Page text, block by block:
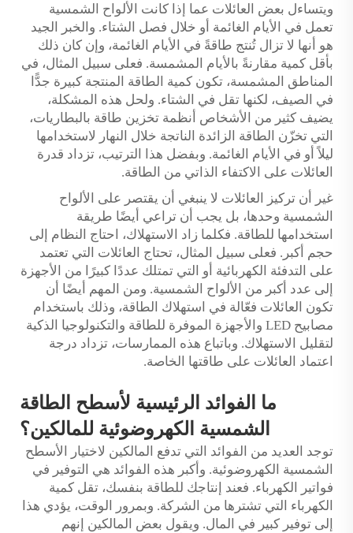
ويتساءل بعض العائلات عما إذا كانت الألواح الشمسية
تعمل في الأيام الغائمة أو خلال فصل الشتاء. والخبر الجيد
هو أنها لا تزال تُنتج طاقةً في الأيام الغائمة، وإن كان ذلك
بأقل كمية مقارنةً بالأيام المشمسة. فعلى سبيل المثال، في
المناطق المشمسة، تكون كمية الطاقة المنتجة كبيرة جدًّا
في الصيف، لكنها تقل في الشتاء. ولحل هذه المشكلة،
يضيف كثير من الأشخاص أنظمة تخزين طاقة بالبطاريات،
التي تخزّن الطاقة الزائدة الناتجة خلال النهار لاستخدامها
ليلاً أو في الأيام الغائمة. وبفضل هذا الترتيب، تزداد قدرة
العائلات على الاكتفاء الذاتي من الطاقة.
غير أن تركيز العائلات لا ينبغي أن يقتصر على الألواح
الشمسية وحدها، بل يجب أن تراعي أيضًا طريقة
استخدامها للطاقة. فكلما زاد الاستهلاك، احتاج النظام إلى
حجم أكبر. فعلى سبيل المثال، تحتاج العائلات التي تعتمد
على التدفئة الكهربائية أو التي تمتلك عددًا كبيرًا من الأجهزة
إلى عدد أكبر من الألواح الشمسية. ومن المهم أيضًا أن
تكون العائلات فعّالة في استهلاك الطاقة، وذلك باستخدام
مصابيح LED والأجهزة الموفرة للطاقة والتكنولوجيا الذكية
لتقليل الاستهلاك. وباتباع هذه الممارسات، تزداد درجة
اعتماد العائلات على طاقتها الخاصة.
ما الفوائد الرئيسية لأسطح الطاقة
الشمسية الكهروضوئية للمالكين؟
توجد العديد من الفوائد التي تدفع المالكين لاختيار الأسطح
الشمسية الكهروضوئية. وأكبر هذه الفوائد هي التوفير في
فواتير الكهرباء. فعند إنتاجك للطاقة بنفسك، تقل كمية
الكهرباء التي تشترها من الشركة. وبمرور الوقت، يؤدي هذا
إلى توفير كبير في المال. ويقول بعض المالكين إنهم